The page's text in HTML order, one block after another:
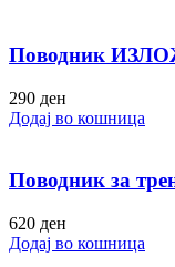
Поводник
290 ден
Додај во кошница
Поводник за
620 ден
Додај во кошница